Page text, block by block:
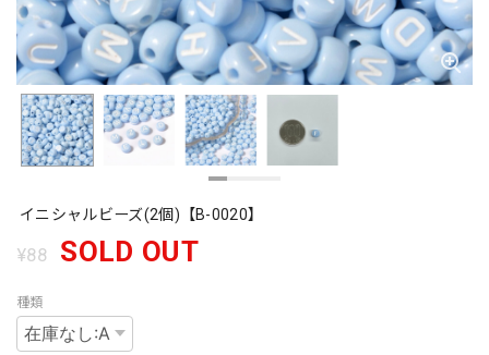
イニシャルビーズ(2個)【B-0020】
¥88 SOLD OUT
種類